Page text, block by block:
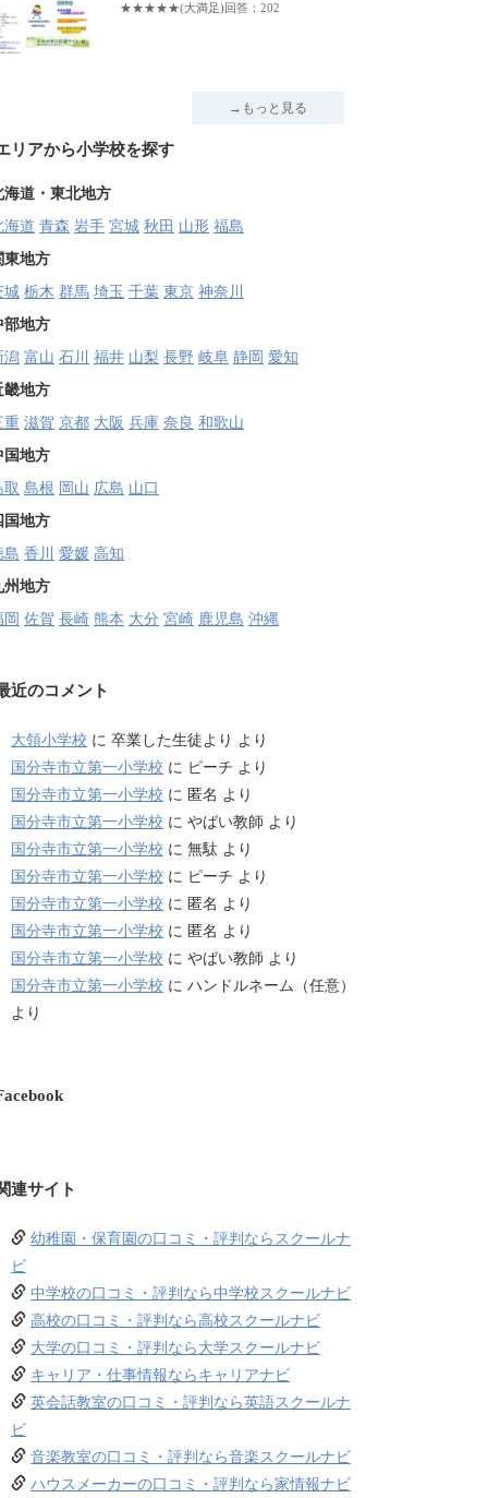
★★★★★(大満足)回答：202
→もっと見る
リアから小学校を探す
海道・東北地方
海道 青森 岩手 宮城 秋田 山形 福島
東地方
城 栃木 群馬 埼玉 千葉 東京 神奈川
部地方
潟 富山 石川 福井 山梨 長野 岐阜 静岡 愛知
畿地方
重 滋賀 京都 大阪 兵庫 奈良 和歌山
国地方
取 島根 岡山 広島 山口
国地方
島 香川 愛媛 高知
州地方
岡 佐賀 長崎 熊本 大分 宮崎 鹿児島 沖縄
近のコメント
大領小学校 に 卒業した生徒より より
国分寺市立第一小学校 に ピーチ より
国分寺市立第一小学校 に 匿名 より
国分寺市立第一小学校 に やばい教師 より
国分寺市立第一小学校 に 無駄 より
国分寺市立第一小学校 に ピーチ より
国分寺市立第一小学校 に 匿名 より
国分寺市立第一小学校 に 匿名 より
国分寺市立第一小学校 に やばい教師 より
国分寺市立第一小学校 に ハンドルネーム（任意）
より
連サイト
幼稚園・保育園の口コミ・評判ならスクールナ
ビ
中学校の口コミ・評判なら中学校スクールナビ
高校の口コミ・評判なら高校スクールナビ
大学の口コミ・評判なら大学スクールナビ
キャリア・仕事情報ならキャリアナビ
英会話教室の口コミ・評判なら英語スクールナ
ビ
音楽教室の口コミ・評判なら音楽スクールナビ
ハウスメーカーの口コミ・評判なら家情報ナビ